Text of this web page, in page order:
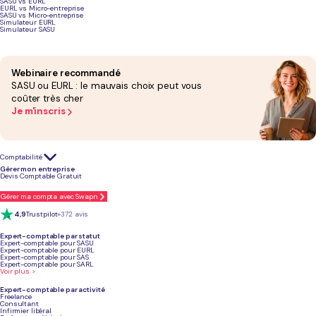
EURL vs Micro-entreprise
SASU vs Micro-entreprise
Simulateur EURL
Simulateur SASU
Webinaire recommandé
SASU ou EURL : le mauvais choix peut vous
coûter très cher
Je m'inscris
Comptabilité
Gérer mon entreprise
Devis Comptable Gratuit
Gérer ma compta avec Swapn
4,9Trustpilot+372 avis
Expert-comptable par statut
Expert-comptable pour SASU
Expert-comptable pour EURL
Expert-comptable pour SAS
Expert-comptable pour SARL
Voir plus >
Expert-comptable par activité
Freelance
Consultant
Infirmier libéral
Article mis à jour
Le 24 juin 2026
Podcast sur les étapes de création d'un bar